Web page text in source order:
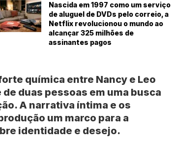
Nascida em 1997 como um serviço
de aluguel de DVDs pelo correio, a
Netflix revolucionou o mundo ao
alcançar 325 milhões de
assinantes pagos
química entre Nancy e Leo
duas pessoas em uma busca
A narrativa íntima e os
um marco para a
identidade e desejo.